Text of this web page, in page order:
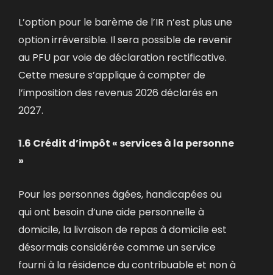
L’option pour le barème de l’IR n’est plus une
option irréversible. Il sera possible de revenir
au PFU par voie de déclaration rectificative.
Cette mesure s’applique à compter de
l’imposition des revenus 2026 déclarés en
2027.
1.6 Crédit d’impôt « services à la personne
»
Pour les personnes âgées, handicapées ou
qui ont besoin d’une aide personnelle à
domicile, la livraison de repas à domicile est
désormais considérée comme un service
fourni à la résidence du contribuable et non à